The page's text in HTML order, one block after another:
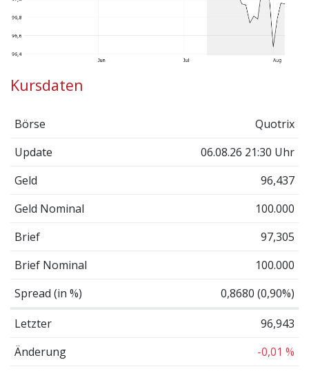
Kursdaten
Börse
Quotrix
Update
06.08.26 21:30 Uhr
Geld
96,437
Geld Nominal
100.000
Brief
97,305
Brief Nominal
100.000
Spread (in %)
0,8680 (0,90%)
Letzter
96,943
Änderung
-0,01 %